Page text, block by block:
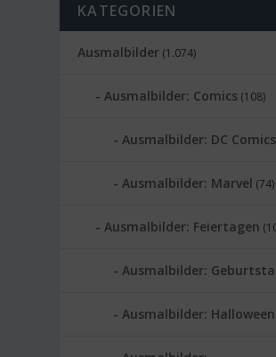
KATEGORIEN
Ausmalbilder (1.074)
Ausmalbilder: Comics (108)
Ausmalbilder: DC Comics
Ausmalbilder: Marvel (74)
Ausmalbilder: Feiertagen
Ausmalbilder:
Ausmalbilder: Halloween